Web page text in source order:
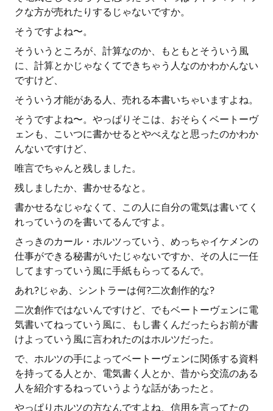
クな方が売れたりするじゃないですか。
そうですよね〜。
そういうところが、計算なのか、もともとそういう風
に、計算とかじゃなくてできちゃう人なのかわかんない
ですけど、
そういう才能がある人、売れる本書いちゃいますよね。
そうですよね〜。やっぱりそこは、おそらくベートーヴ
ェンも、こいつに書かせるとやべえなと思ったのかわか
んないですけど、
唯言でちゃんと残しました。
残しましたか、書かせるなと。
書かせるなじゃなくて、この人に自分の電気は書いてく
れっていうのを書いてるんですよ。
さっきのカール・ホルツっていう、めっちゃイケメンの
仕事ができる秘書がいたじゃないですか、その人に一任
してますっていう風に手紙もらってるんで。
あれ?じゃあ、シントラーは何?二次創作的な?
二次創作ではないんですけど、でもベートーヴェンに電
気書いてねっていう風に、もし書くんだったらお前が書
けよっていう風に言われたのはホルツだった。
で、ホルツの手によってベートーヴェンに関係する資料
を持ってる人とか、電気書く人とか、昔から交流のある
人を紹介するねっていうような話があったと。
やっぱりホルツの方なんですよね、信用を言ってたの